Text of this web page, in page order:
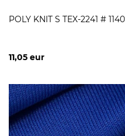
POLY KNIT S TEX-2241 #
11,05 eur